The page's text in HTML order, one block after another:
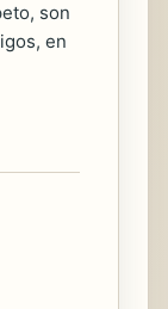
son
en